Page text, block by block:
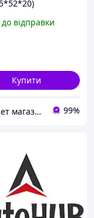
до відправки
Купити
Інтернет магазин підшипників - Спецзапчастина 99%